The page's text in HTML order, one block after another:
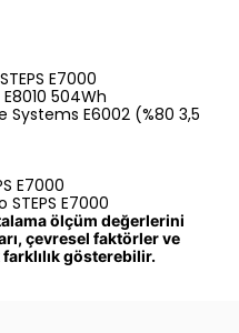
E7000
504Wh
Systems E6002 (%80 3,5
E7000
STEPS E7000
ölçüm değerlerini
çevresel faktörler ve
gösterebilir.